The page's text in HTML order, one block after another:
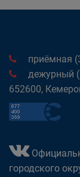
приёмная
дежурный
652600,
городского